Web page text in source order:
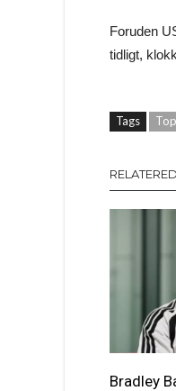
Foruden
tidligt,
Tags
Bradley